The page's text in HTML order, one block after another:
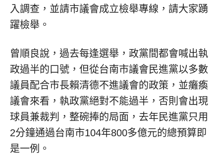
入調查，並請市議會成立檢舉專線，請大家踴
躍檢舉。
曾順良說，過去每逢選舉，政黨間都會喊出執
政過半的口號，但從台南市議會民進黨以多數
議員配合市長賴清德不進議會的政策，並癱瘓
議會來看，執政黨絕對不能過半，否則會出現
球員兼裁判，整碗捧的局面，去年民進黨只用
2分鐘通過台南市104年800多億元的總預算即
是一例。